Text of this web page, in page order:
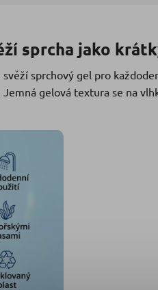
sprcha jako
svěží sprchový gel pro
gelová textura se na